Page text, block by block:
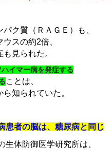
ク質（ＲＡＧＥ）も、
スの約2倍、
見られた。
イマー病を発症する
ことは、
知られていた。
患者の脳は、糖尿病と同じ
生体防御医学研究所は、